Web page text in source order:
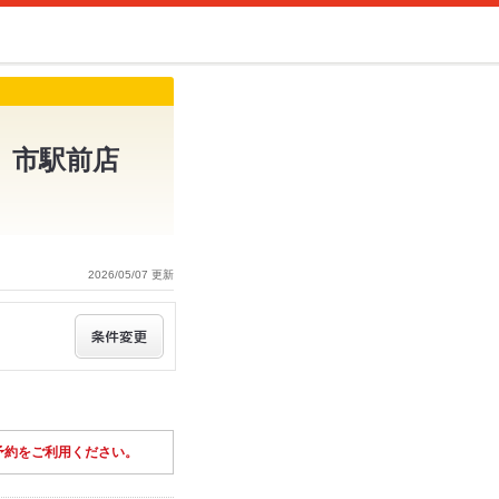
駅前店
2026/05/07 更新
をご利用ください。